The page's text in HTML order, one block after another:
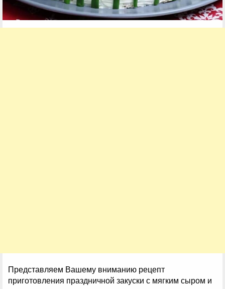
Представляем Вашему вниманию рецепт
приготовления праздничной закуски с мягким сыром и